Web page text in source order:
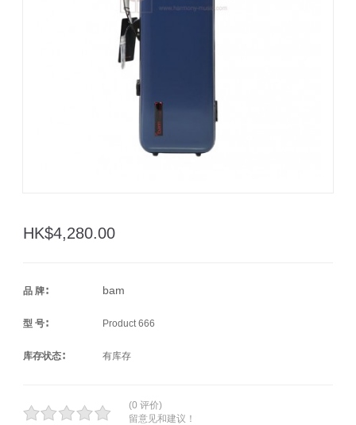
HK$4,280.00
品 牌∶ bam
型 号∶ Product 666
库存状态∶ 有库存
(0 评价)
留意见和建议！